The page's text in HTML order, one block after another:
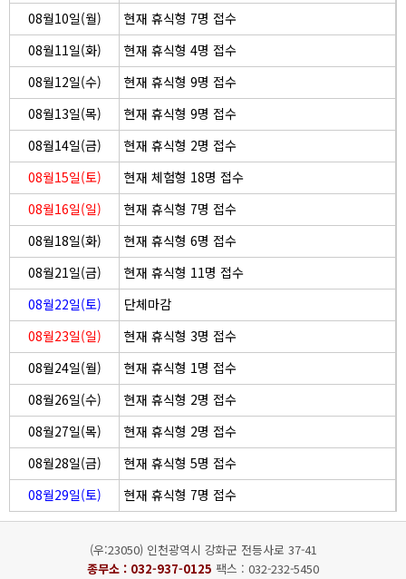
08월10일(월)
현재 휴식형 7명 접수
08월11일(화)
현재 휴식형 4명 접수
08월12일(수)
현재 휴식형 9명 접수
08월13일(목)
현재 휴식형 9명 접수
08월14일(금)
현재 휴식형 2명 접수
08월15일(토)
현재 체험형 18명 접수
08월16일(일)
현재 휴식형 7명 접수
08월18일(화)
현재 휴식형 6명 접수
08월21일(금)
현재 휴식형 11명 접수
08월22일(토)
단체마감
08월23일(일)
현재 휴식형 3명 접수
08월24일(월)
현재 휴식형 1명 접수
08월26일(수)
현재 휴식형 2명 접수
08월27일(목)
현재 휴식형 2명 접수
08월28일(금)
현재 휴식형 5명 접수
08월29일(토)
현재 휴식형 7명 접수
(우:23050) 인천광역시 강화군 전등사로 37-41
종무소 : 032-937-0125 팩스 : 032-232-5450